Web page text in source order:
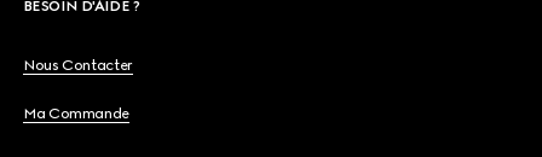
BESOIN D'AIDE ?
Nous Contacter
Ma Commande